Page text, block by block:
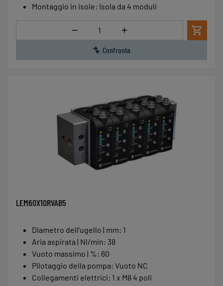
Montaggio in isole: Isola da 4 moduli
Quantità
Confronta
LEM60X10RVAB5
Diametro dell'ugello | mm: 1
Aria aspirata | Nl/min: 38
Vuoto massimo | % : 60
Pilotaggio della pompa: Vuoto NC
Collegamenti elettrici: 1 x M8 4 poli